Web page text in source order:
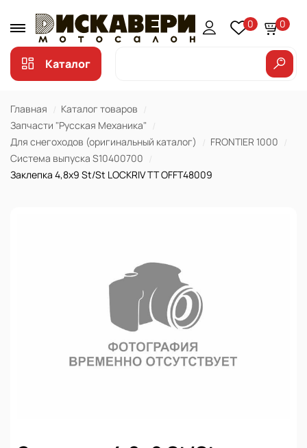
0 0
Каталог
Главная
Каталог товаров
Запчасти "Русская Механика"
Для снегоходов (оригинальный каталог)
FRONTIER 1000
Система выпуска S10400700
Заклепка 4,8х9 St/St LOCKRIV TT OFFT48009